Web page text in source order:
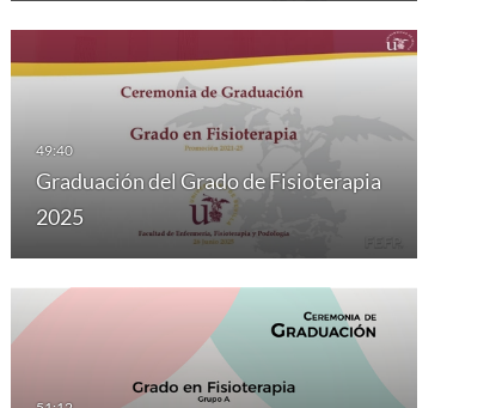
Graduación del Grado de Fisioterapia
2025